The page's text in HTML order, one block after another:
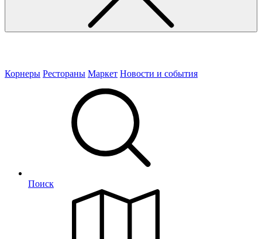
Корнеры Рестораны Маркет Новости и события
Поиск